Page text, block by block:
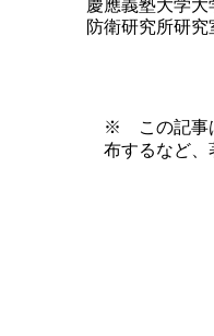
慶應義塾大学大
防衛研究所研
※ この記事
布するなど、